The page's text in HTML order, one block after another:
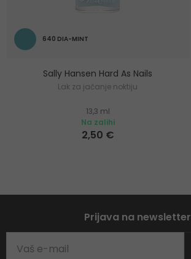
640 DIA-MINT
Sally Hansen Hard As Nails
Lak za jačanje noktiju
13,3 ml
Na zalihi
2,50 €
Prijava na newsletter